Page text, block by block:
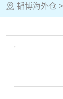
韬博海外仓